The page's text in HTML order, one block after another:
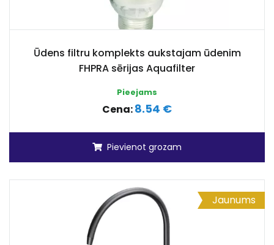
Ūdens filtru komplekts aukstajam ūdenim
FHPRA sērijas Aquafilter
Pieejams
Cena:8.54 €
Pievienot grozam
Jaunums